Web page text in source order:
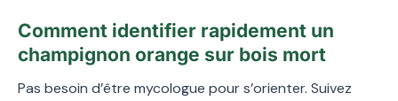
Comment identifier rapidement un
champignon orange sur bois mort
Pas besoin d’être mycologue pour s’orienter. Suivez